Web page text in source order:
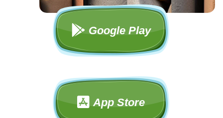
Google Play
App Store